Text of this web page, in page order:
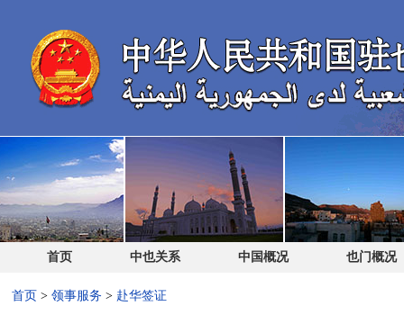
首页 中也关系 中国概况 也门概况
首页 >领事服务 > 赴华签证